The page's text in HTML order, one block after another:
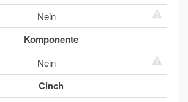
Nein
Komponente
Nein
Cinch